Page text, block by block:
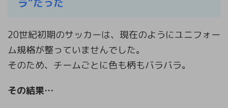
20世紀初期のサッカーは、現在のようにユニフォー
ム規格が整っていませんでした。
そのため、チームごとに色も柄もバラバラ。
その結果…